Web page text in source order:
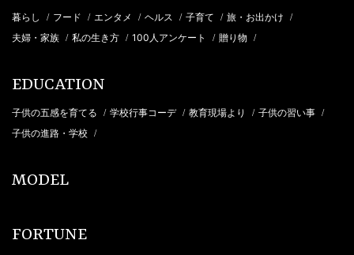
暮らし / フード / エンタメ / ヘルス / 子育て / 旅・お出かけ /
夫婦・家族 / 私の生き方 / 100人アンケート / 贈り物 /
EDUCATION
子供の五感を育てる / 学校行事コーデ / 教育現場より / 子供の習い事 /
子供の進路・学校 /
MODEL
FORTUNE